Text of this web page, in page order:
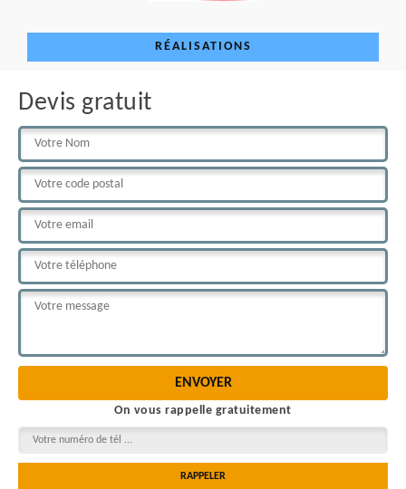
RÉALISATIONS
Devis gratuit
On vous rappelle gratuitement